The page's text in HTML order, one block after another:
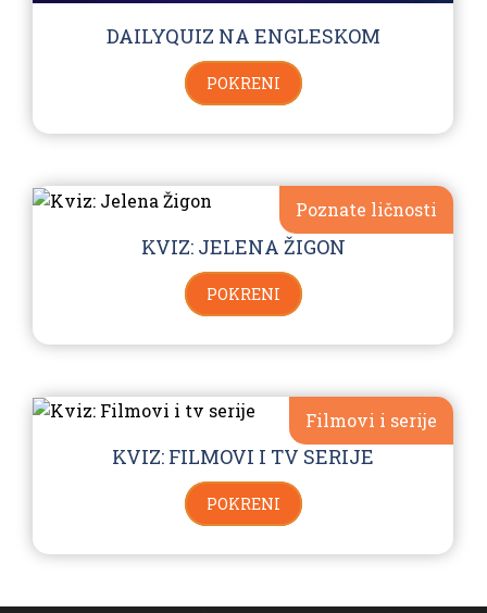
DAILYQUIZ NA ENGLESKOM
POKRENI
Poznate ličnosti
KVIZ: JELENA ŽIGON
POKRENI
Filmovi i serije
KVIZ: FILMOVI I TV SERIJE
POKRENI